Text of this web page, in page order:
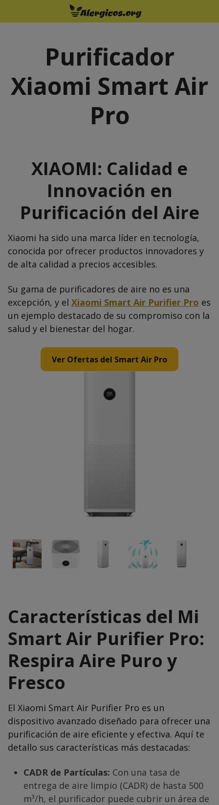
Purificador
Xiaomi Smart Air
Pro
XIAOMI: Calidad e
Innovación en
Purificación del Aire
Xiaomi ha sido una marca líder en tecnología,
conocida por ofrecer productos innovadores y
de alta calidad a precios accesibles.
Su gama de purificadores de aire no es una
excepción, y el Xiaomi Smart Air Purifier Pro es
un ejemplo destacado de su compromiso con la
salud y el bienestar del hogar.
Ver Ofertas del Smart Air Pro
Características del Mi
Smart Air Purifier Pro:
Respira Aire Puro y
Fresco
El Xiaomi Smart Air Purifier Pro es un
dispositivo avanzado diseñado para ofrecer una
purificación de aire eficiente y efectiva. Aquí te
detallo sus características más destacadas:
CADR de Partículas: Con una tasa de
entrega de aire limpio (CADR) de hasta 500
m³/h, el purificador puede cubrir un área de